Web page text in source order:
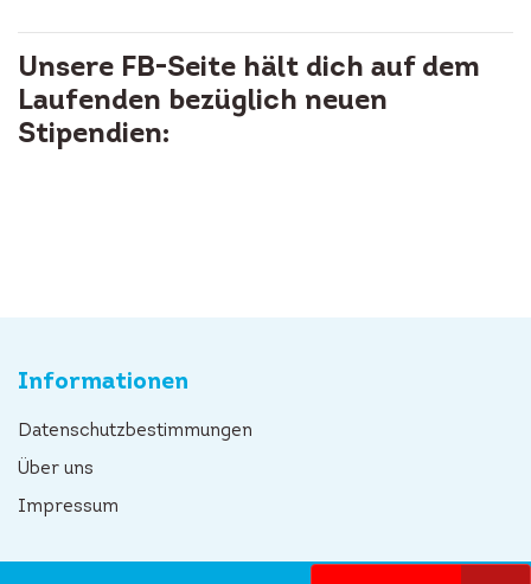
Unsere FB-Seite hält dich auf dem
Laufenden bezüglich neuen
Stipendien:
Informationen
Datenschutzbestimmungen
Über uns
Impressum